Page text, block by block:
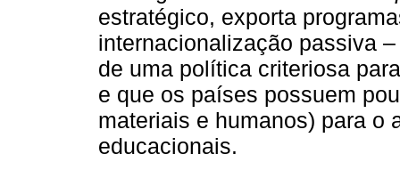
estratégico, exporta
internacionalização passiva
de uma política criteriosa
e que os países possuem
materiais e humanos) para o
educacionais.